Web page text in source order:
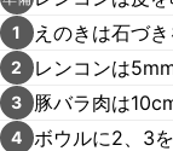
1 えのきは石づ
2 レンコンは
3 豚バラ肉は
4 ボウルに2、3